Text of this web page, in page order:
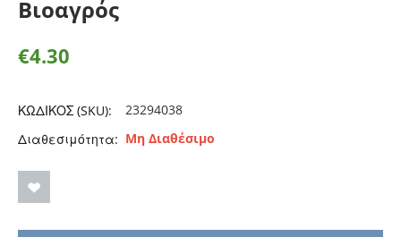
Βιοαγρός
€4.30
ΚΩΔΙΚΟΣ (SKU):
23294038
Διαθεσιμότητα: Μη Διαθέσιμο